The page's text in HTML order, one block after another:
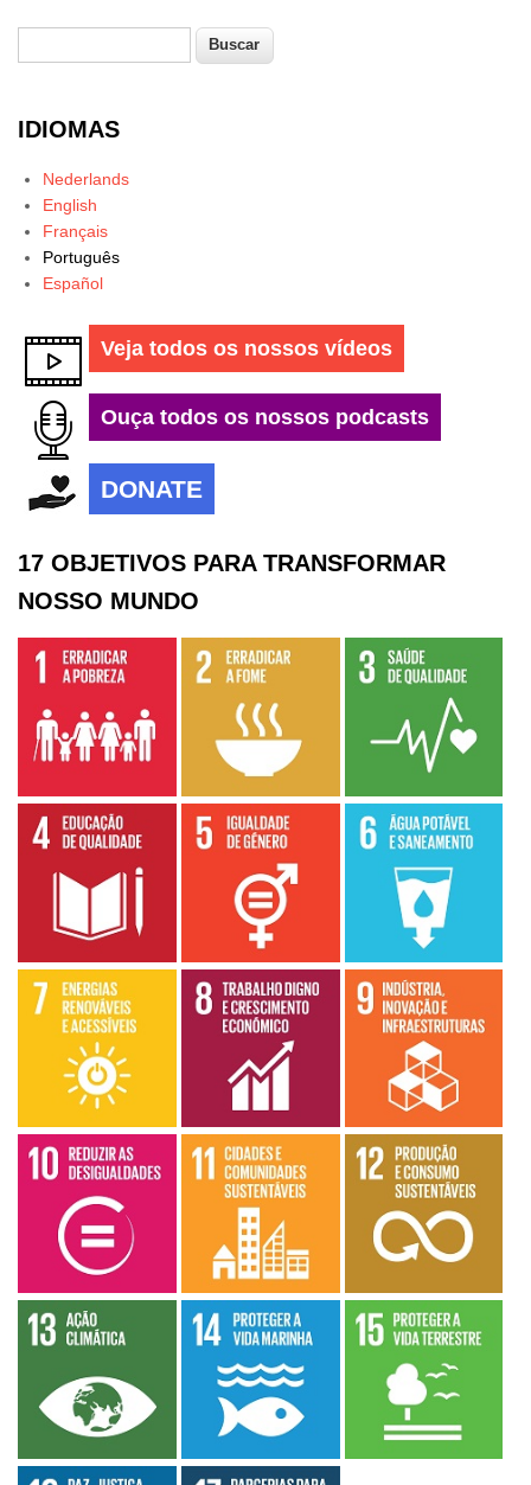
Formulário de busca
IDIOMAS
Nederlands
English
Français
Português
Español
Veja todos os nossos vídeos
Ouça todos os nossos podcasts
DONATE
17 OBJETIVOS PARA TRANSFORMAR
NOSSO MUNDO